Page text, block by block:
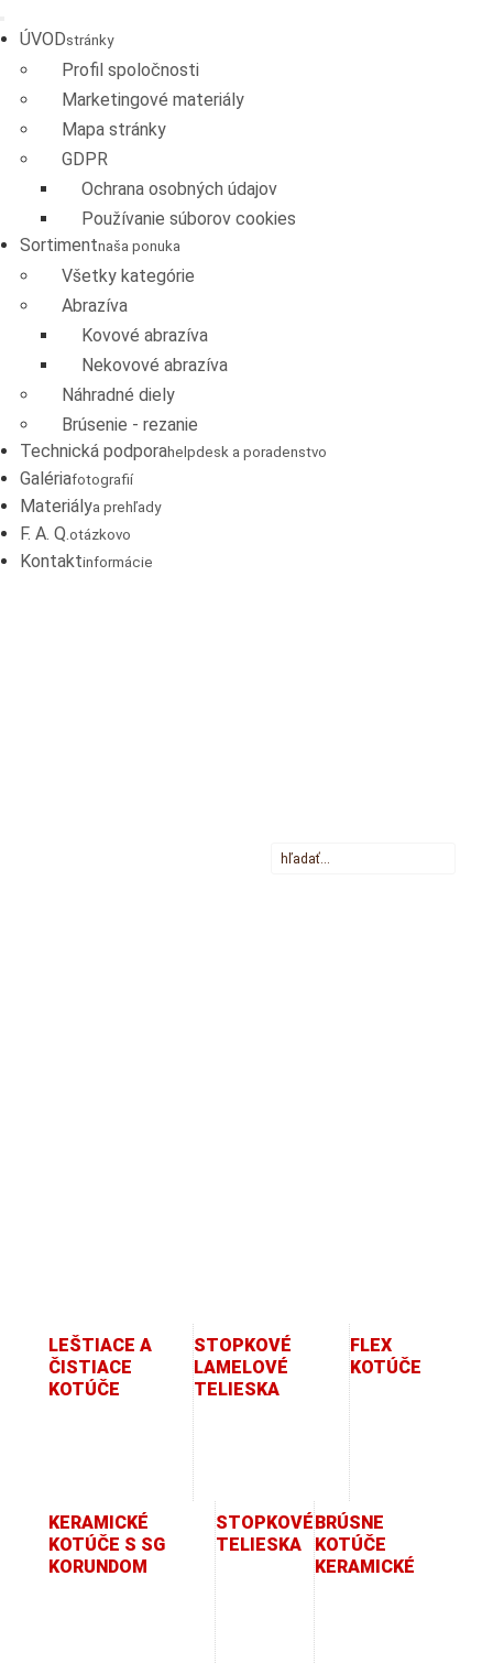
ÚVODstránky
Profil spoločnosti
Marketingové materiály
Mapa stránky
GDPR
Ochrana osobných údajov
Používanie súborov cookies
Sortimentnaša ponuka
Všetky kategórie
Abrazíva
Kovové abrazíva
Nekovové abrazíva
Náhradné diely
Brúsenie - rezanie
Technická podporahelpdesk a poradenstvo
Galériafotografií
Materiálya prehľady
F. A. Q.otázkovo
Kontaktinformácie
LEŠTIACE A
ČISTIACE
KOTÚČE
STOPKOVÉ
LAMELOVÉ
TELIESKA
FLEX
KOTÚČE
KERAMICKÉ
KOTÚČE S SG
KORUNDOM
STOPKOVÉ
TELIESKA
BRÚSNE
KOTÚČE
KERAMICKÉ